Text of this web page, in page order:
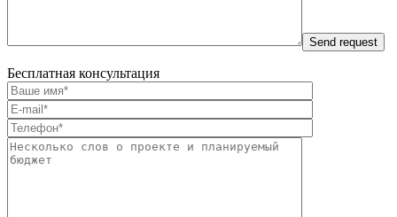
Бесплатная консультация